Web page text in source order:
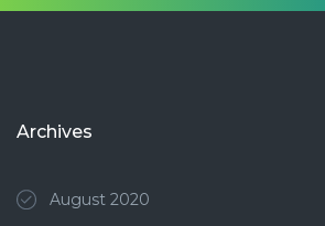
Archives
August 2020